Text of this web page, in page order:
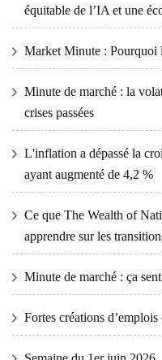
équitable de l’IA et une
Market Minute : Pourquoi
Minute de marché : la
crises passées
L'inflation a dépassé la
ayant augmenté de 4,2 %
Ce que The Wealth of
apprendre sur les
Minute de marché : ça
Fortes créations d’emplois